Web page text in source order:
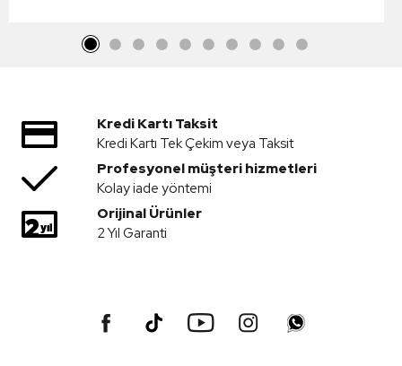
Kredi Kartı Taksit
Kredi Kartı Tek Çekim veya Taksit
Profesyonel müşteri hizmetleri
Kolay iade yöntemi
Orijinal Ürünler
2 Yıl Garanti